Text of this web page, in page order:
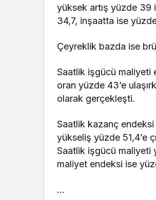
yüksek artış yüzde 39
34,7, inşaatta ise
Çeyreklik bazda ise
Saatlik işgücü maliyeti
oran yüzde 43’e
olarak gerçekleşti.
Saatlik kazanç endeksi
yükseliş yüzde 51,4’e
Saatlik işgücü maliyeti
maliyet endeksi ise
…